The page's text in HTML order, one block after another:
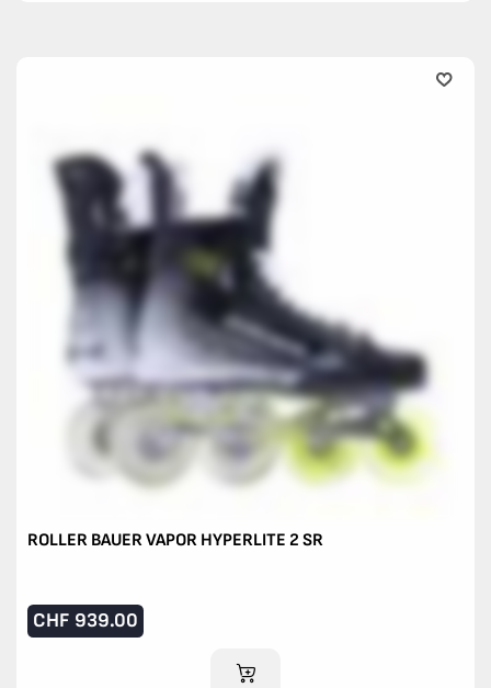
ROLLER BAUER VAPOR HYPERLITE 2 SR
CHF 939.00
IM WARENKORB